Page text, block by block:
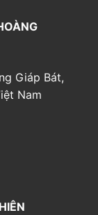
Giáp Bát,
Nam